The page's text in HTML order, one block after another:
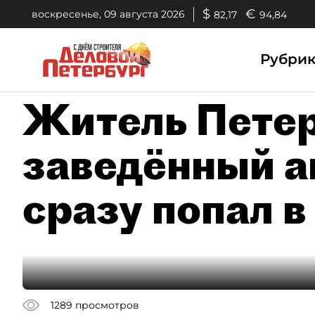
воскресенье, 09 августа 2026 $ 82,17 € 94,84
Житель
заведённый
сразу попал
1289 просмотров